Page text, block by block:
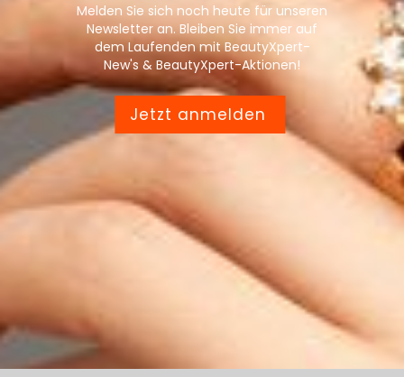
Melden Sie sich noch heute für unseren
Newsletter an. Bleiben Sie immer auf
dem Laufenden mit BeautyXpert-
New's & BeautyXpert-Aktionen!
Jetzt anmelden